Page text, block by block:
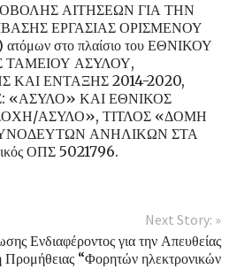
ΑΙΤΗΣΕΩΝ ΓΙΑ ΤΗΝ
ΕΡΓΑΣΙΑΣ ΟΡΙΣΜΕΝΟΥ
στο πλαίσιο του ΕΘΝΙΚΟΥ
ΑΣΥΛΟΥ,
ΚΑΙ ΕΝΤΑΞΗΣ 2014-2020,
«ΑΣΥΛΟ» ΚΑΙ ΕΘΝΙΚΟΣ
ΑΣΥΛΟ», ΤΙΤΛΟΣ «ΔΟΜΗ
ΑΝΗΛΙΚΩΝ ΣΤΑ
ΟΠΣ 5021796.
Next Story: »
Ενδιαφέροντος για την Απευθείας
“Φορητών ηλεκτρονικών